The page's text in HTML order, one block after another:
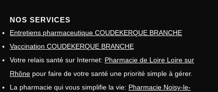
NOS SERVICES
Entretiens pharmaceutique COUDEKERQUE BRANCHE
Vaccination COUDEKERQUE BRANCHE
Votre relais santé sur Internet: Pharmacie de Loire Loire sur
Rhône pour faire de votre santé une priorité simple à gérer.
La pharmacie qui vous simplifie la vie: Pharmacie Noisy-le-